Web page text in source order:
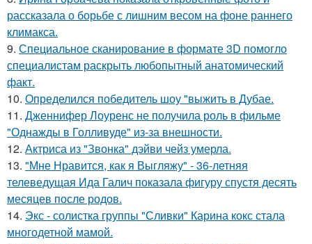
рассказала о борьбе с лишним весом на фоне раннего
климакса.
9. Специальное сканирование в формате 3D помогло
специалистам раскрыть любопытный анатомический
факт.
10. Определился победитель шоу "выжить в Дубае.
11. Дженнифер Лоуренс не получила роль в фильме
"Однажды в Голливуде" из-за внешности.
12. Актриса из "Звонка" дэйви чейз умерла.
13. "Мне Нравится, как я Выгляжу" - 36-летняя
телеведущая Ида Галич показала фигуру спустя десять
месяцев после родов.
14. Экс - солистка группы "Сливки" Карина кокс стала
многодетной мамой.